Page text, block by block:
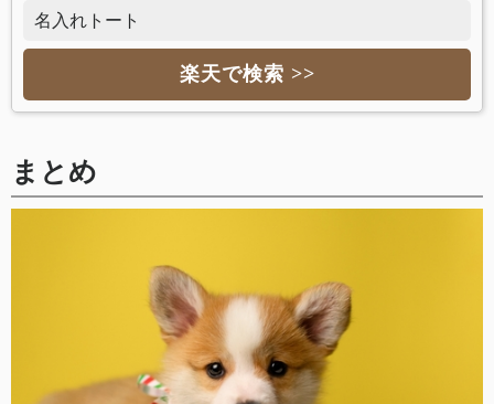
名入れトート
楽天で検索 >>
まとめ